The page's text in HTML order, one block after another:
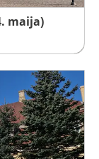
maija)